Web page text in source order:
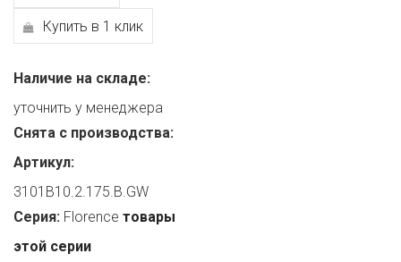
Купить в 1 клик
Наличие на складе:
уточнить у менеджера
Снята с производства:
Артикул:
3101B10.2.175.B.GW
Серия: Florence товары
этой серии